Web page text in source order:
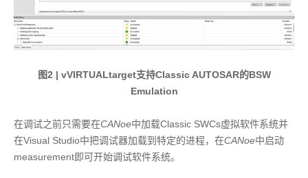
图2 | vVIRTUALtarget支持Classic AUTOSAR的BSW
Emulation
在调试之前只需要在CANoe中加载Classic SWCs虚拟软件系统并
在Visual Studio中把调试器加载到特定的进程，在CANoe中启动
measurement即可开始调试软件系统。